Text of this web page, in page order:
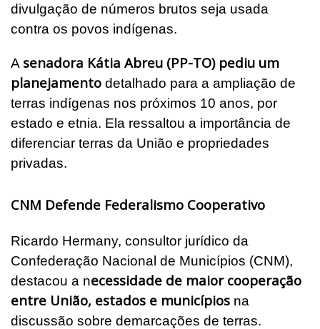
divulgação de números brutos seja usada
contra os povos indígenas.
A senadora Kátia Abreu (PP-TO) pediu um
planejamento detalhado para a ampliação de
terras indígenas nos próximos 10 anos, por
estado e etnia. Ela ressaltou a importância de
diferenciar terras da União e propriedades
privadas.
CNM Defende Federalismo Cooperativo
Ricardo Hermany, consultor jurídico da
Confederação Nacional de Municípios (CNM),
destacou a necessidade de maior cooperação
entre União, estados e municípios na
discussão sobre demarcações de terras.